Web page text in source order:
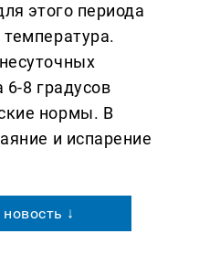
этого периода
6-8 градусов
нормы. В
и испарение
↓